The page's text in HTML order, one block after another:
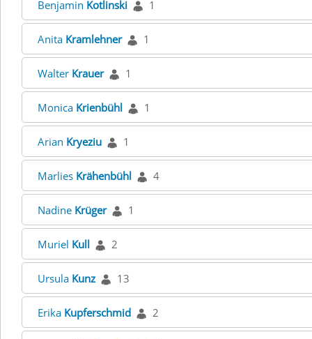
Benjamin Kotlinski 1
Anita Kramlehner 1
Walter Krauer 1
Monica Krienbühl 1
Arian Kryeziu 1
Marlies Krähenbühl 4
Nadine Krüger 1
Muriel Kull 2
Ursula Kunz 13
Erika Kupferschmid 2